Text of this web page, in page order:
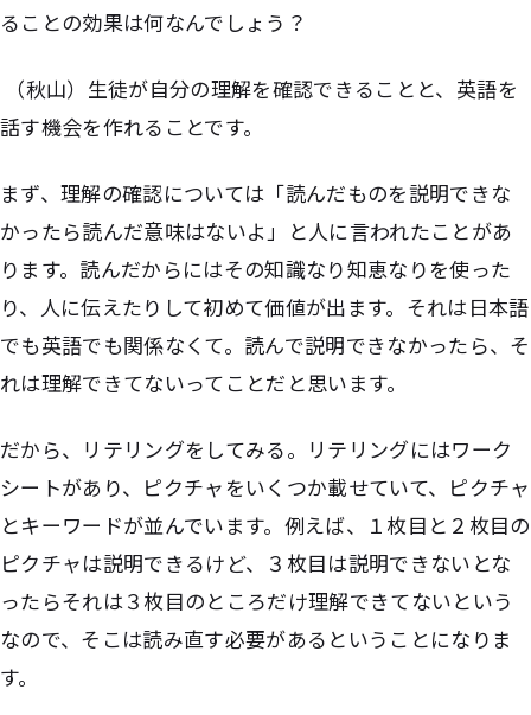
ることの効果は何なんでしょう？
（秋山）生徒が自分の理解を確認できることと、英語を
話す機会を作れることです。
まず、理解の確認については「読んだものを説明できな
かったら読んだ意味はないよ」と人に言われたことがあ
ります。読んだからにはその知識なり知恵なりを使った
り、人に伝えたりして初めて価値が出ます。それは日本語
でも英語でも関係なくて。読んで説明できなかったら、そ
れは理解できてないってことだと思います。
だから、リテリングをしてみる。リテリングにはワーク
シートがあり、ピクチャをいくつか載せていて、ピクチャ
とキーワードが並んでいます。例えば、１枚目と２枚目の
ピクチャは説明できるけど、３枚目は説明できないとな
ったらそれは３枚目のところだけ理解できてないという
なので、そこは読み直す必要があるということになりま
す。